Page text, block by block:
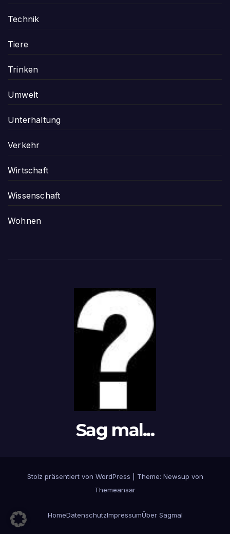
Technik
Tiere
Trinken
Umwelt
Unterhaltung
Verkehr
Wirtschaft
Wissenschaft
Wohnen
Sag mal...
Stolz präsentiert von WordPress
Theme: Newsup von
Themeansar
HomeDatenschutzImpressumÜber Sagmal